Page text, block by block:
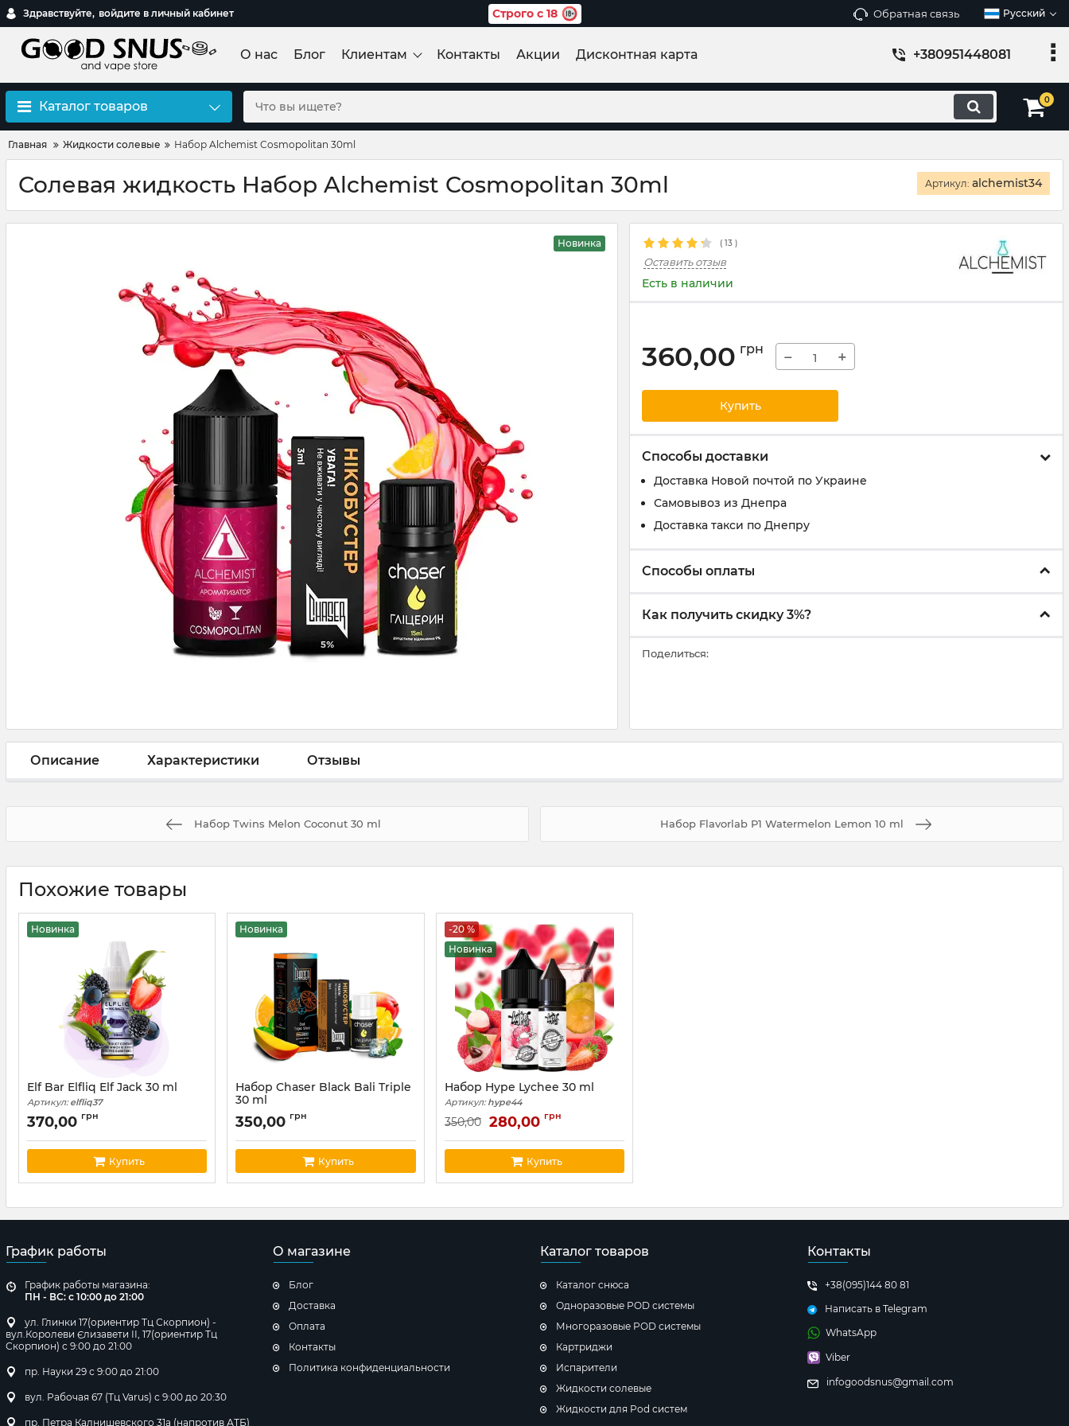
Здравствуйте, войдите в личный кабинет Строго с 18 Обратная связь Русский
О нас Блог Клиентам Контакты Акции Дисконтная карта +380951448081
Каталог товаров 0
Главная Жидкости солевые Набор Alchemist Cosmopolitan 30ml
Солевая жидкость Набор Alchemist Cosmopolitan 30ml Артикул: alchemist34
Новинка ( 13 )
Оставить отзыв
Есть в наличии
360,00 грн − +
Купить
Способы доставки
Доставка Новой почтой по Украине
Самовывоз из Днепра
Доставка такси по Днепру
Способы оплаты
Как получить скидку 3%?
Поделиться:
Описание Характеристики Отзывы
Набор Twins Melon Coconut 30 ml Набор Flavorlab P1 Watermelon Lemon 10 ml
Похожие товары
Новинка
Elf Bar Elfliq Elf Jack 30 ml
Артикул:elfliq37
370,00 грн
Купить
Новинка
Набор Chaser Black Bali Triple
30 ml
Артикул:chaser200
350,00 грн
Купить
-20 %
Новинка
Набор Hype Lychee 30 ml
Артикул:hype44
350,00 280,00 грн
Купить
График работы
График работы магазина:
ПН - ВС: с 10:00 до 21:00
ул. Глинки 17(ориентир Тц Скорпион) -
вул.Королеви Єлизавети ІІ, 17(ориентир Тц
Скорпион) с 9:00 до 21:00
пр. Науки 29 с 9:00 до 21:00
вул. Рабочая 67 (Тц Varus) с 9:00 до 20:30
пр. Петра Калнишевского 31а (напротив АТБ)
О магазине
Блог
Доставка
Оплата
Контакты
Политика конфиденциальности
Каталог товаров
Каталог снюса
Одноразовые POD системы
Многоразовые POD системы
Картриджи
Испарители
Жидкости солевые
Жидкости для Pod систем
Контакты
+38(095)144 80 81
Написать в Telegram
WhatsApp
Viber
infogoodsnus@gmail.com